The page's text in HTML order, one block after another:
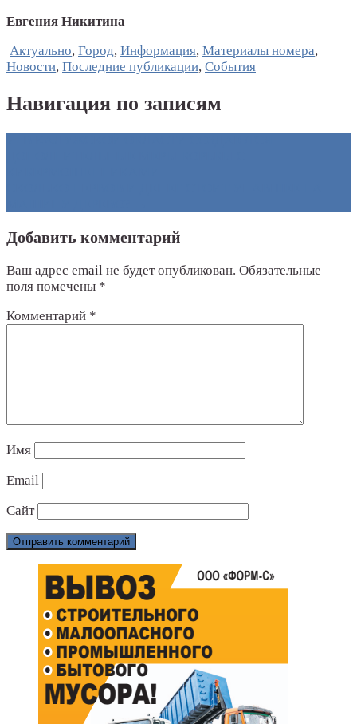
Евгения Никитина
Актуально, Город, Информация, Материалы номера,
Новости, Последние публикации, События
Навигация по записям
Добавить комментарий
Ваш адрес email не будет опубликован. Обязательные
поля помечены *
Комментарий *
Имя
Email
Сайт